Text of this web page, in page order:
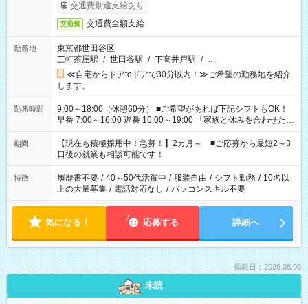
交通費別途支給あり
交通費 交通費全額支給
勤務地
東京都世田谷区
三軒茶屋駅 / 世田谷駅 / 下高井戸駅 / …
≪自宅からドアtoドアで30分以内！≫ご希望の勤務地を紹介
します。
勤務時間
9:00～18:00（休憩60分） ■ご希望があれば下記シフトもOK！
早番 7:00～16:00 遅番 10:00～19:00 「家族と休みを合わせた
い」 「余裕を持って夕飯の準備がしたい」 「できれば残業はし
たくない」 など、ご希望を教えてくださいね。 ※Wワーク希望
の方へ 今ご覧のお仕事で希望する勤務時間と、もう1つのお仕事
の勤務時間。 合計で週40時間を超える場合は応募できません。
期間
【現在も積極採用中！急募！】2カ月～ ■ご応募から最短2～3
日後の就業も相談可能です！
特徴 履歴書不要 / 40～50代活躍中 / 服装自由 / シフト勤務 / 10名以
上の大量募集 / 電話対応なし / パソコンスキル不要
気になる！ 応募する 詳細へ
掲載日：2026.08.08
未読